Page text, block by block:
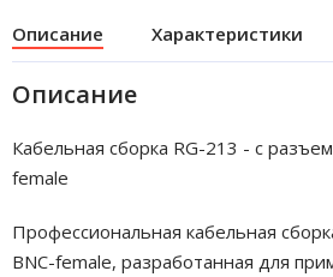
Описание Характеристики
Описание
Кабельная сборка RG-213 - с
female
Профессиональная кабельная
BNC-female, разработанная для